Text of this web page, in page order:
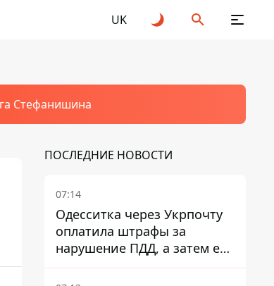
UK
Стефанишина
ПОСЛЕДНИЕ НОВОСТИ
07:14
Одесситка через Укрпочту
оплатила штрафы за
нарушение ПДД, а затем ее
счета заблокировали - в
чем причина и что решил